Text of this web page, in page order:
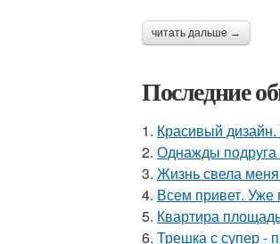
читать дальше →
Последние
1. Красивый
2. Однажды подруга
3. Жизнь свела
4. Всем привет. Уже
5. Квартира
6. Трешка с супер -